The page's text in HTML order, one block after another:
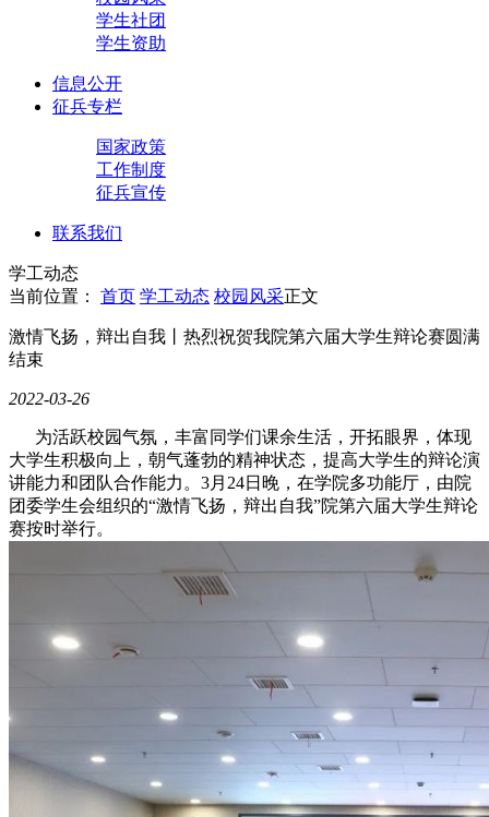
学生社团
学生资助
信息公开
征兵专栏
国家政策
工作制度
征兵宣传
联系我们
学工动态
当前位置：
首页 学工动态 校园风采正文
激情飞扬，辩出自我丨热烈祝贺我院第六届大学生辩论赛圆满
结束
2022-03-26
为活跃校园气氛，丰富同学们课余生活，开拓眼界，体现
大学生积极向上，朝气蓬勃的精神状态，提高大学生的辩论演
讲能力和团队合作能力。3月24日晚，在学院多功能厅，由院
团委学生会组织的“激情飞扬，辩出自我”院第六届大学生辩论
赛按时举行。